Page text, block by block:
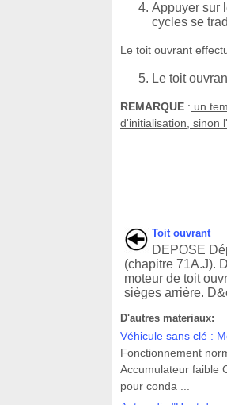
Appuyer sur
cycles se
Le toit ouvrant
Le toit
REMARQUE : un
d'initialisation, sinon
Toit ouvrant
DEPOSE
(chapitre 71A.J).
moteur de toit
sièges arrière.
D'autres materiaux:
Véhicule sans clé :
Fonctionnement
Accumulateur faible
pour conda ...